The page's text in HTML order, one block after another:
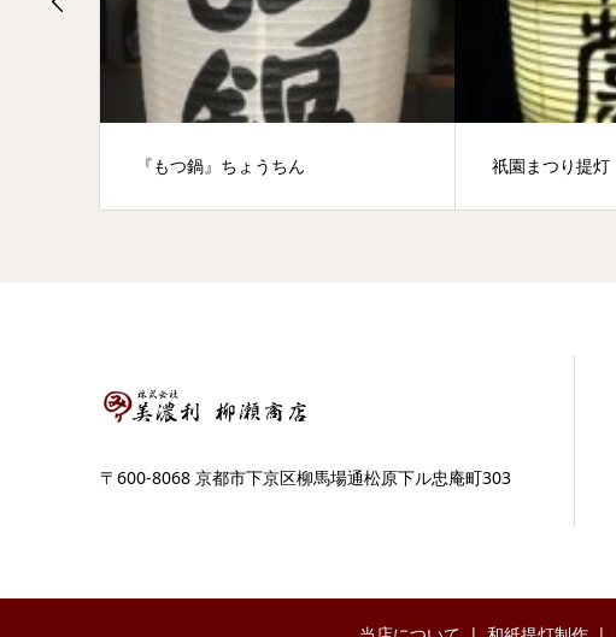
『もつ鍋』ちょうちん 祇園まつり提灯
〒600-8068 京都市下京区柳馬場通松原下ル忠庵町303